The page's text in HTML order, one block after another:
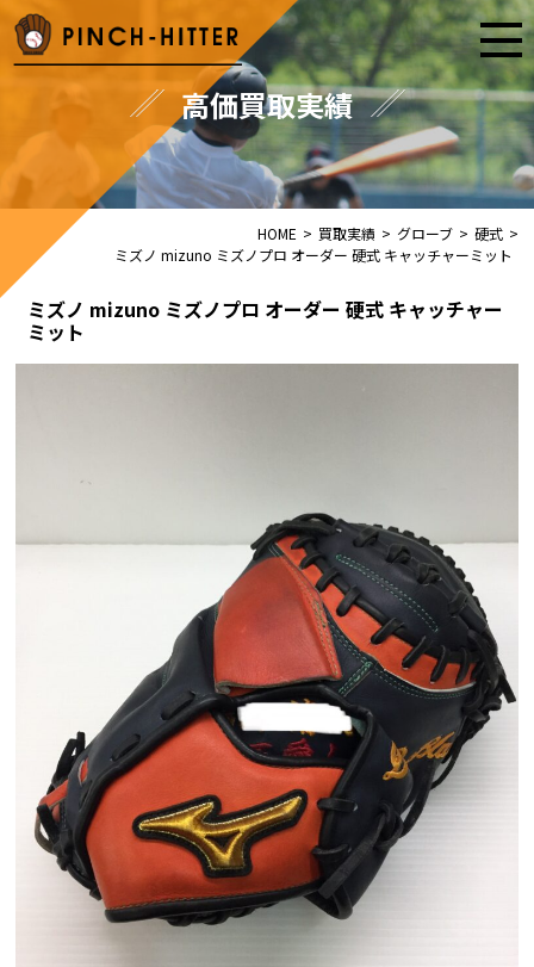
高価買取実績
HOME > 買取実績 > グローブ > 硬式 >
ミズノ mizuno ミズノプロ オーダー 硬式 キャッチャーミット
ミズノ mizuno ミズノプロ オーダー 硬式 キャッチャー
ミット